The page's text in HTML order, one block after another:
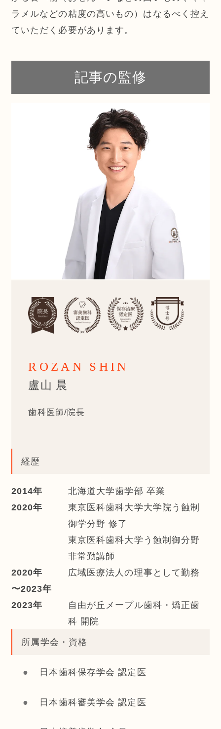
ラメルなどの粘度の高いもの）はなるべく控え
ていただく必要があります。
記事の監修
ROZAN SHIN
盧山 晨
歯科医師/院長
経歴
2014年
北海道大学歯学部 卒業
2020年
東京医科歯科大学大学院う蝕制
御学分野 修了
東京医科歯科大学う蝕制御分野
非常勤講師
2020年
〜2023年
広域医療法人の理事として勤務
2023年
自由が丘メープル歯科・矯正歯
科 開院
所属学会・資格
日本歯科保存学会 認定医
日本歯科審美学会 認定医